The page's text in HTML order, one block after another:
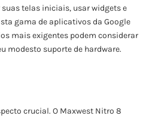
telas iniciais, usar widgets e
gama de aplicativos da Google
mais exigentes podem considerar
modesto suporte de hardware.
crucial. O Maxwest Nitro 8